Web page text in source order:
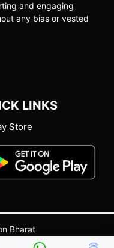
and engaging
any bias or vested
LINKS
Store
Bharat
Terms and Conditions